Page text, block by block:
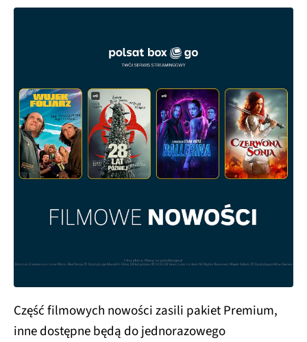
Część filmowych nowości zasili pakiet Premium,
inne dostępne będą do jednorazowego